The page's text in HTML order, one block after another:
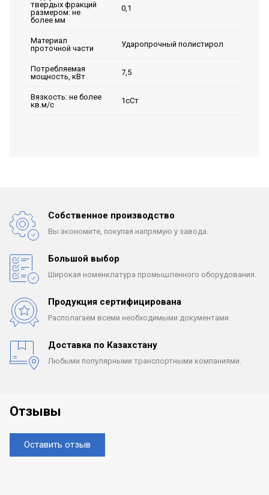
твердых фракций
размером: не
более мм
0,1
Материал
проточной части
Ударопрочный полистирол
Потребляемая
мощность, кВт
7,5
Вязкость: не более
кв.м/с
1сСт
Собственное производство
Вы экономите, покупая напрямую у завода.
Большой выбор
Широкая номенклатура промышленного оборудования.
Продукция сертифицирована
Располагаем всеми необходимыми документами.
Доставка по Казахстану
Любыми популярными транспортными компаниями.
Отзывы
Оставить отзыв